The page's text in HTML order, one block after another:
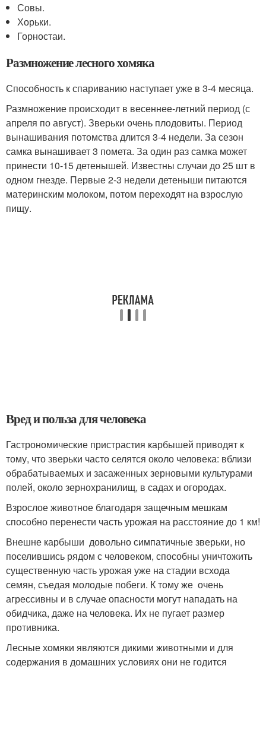
Совы.
Хорьки.
Горностаи.
Размножение лесного хомяка
Способность к спариванию наступает уже в 3-4 месяца.
Размножение происходит в весеннее-летний период (с
апреля по август). Зверьки очень плодовиты. Период
вынашивания потомства длится 3-4 недели. За сезон
самка вынашивает 3 помета. За один раз самка может
принести 10-15 детенышей. Известны случаи до 25 шт в
одном гнезде. Первые 2-3 недели детеныши питаются
материнским молоком, потом переходят на взрослую
пищу.
Вред и польза для человека
Гастрономические пристрастия карбышей приводят к
тому, что зверьки часто селятся около человека: вблизи
обрабатываемых и засаженных зерновыми культурами
полей, около зернохранилищ, в садах и огородах.
Взрослое животное благодаря защечным мешкам
способно перенести часть урожая на расстояние до 1 км!
Внешне карбыши довольно симпатичные зверьки, но
поселившись рядом с человеком, способны уничтожить
существенную часть урожая уже на стадии всхода
семян, съедая молодые побеги. К тому же очень
агрессивны и в случае опасности могут нападать на
обидчика, даже на человека. Их не пугает размер
противника.
Лесные хомяки являются дикими животными и для
содержания в домашних условиях они не годится